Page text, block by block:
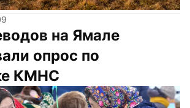
на Ямале
опрос по
КМНС